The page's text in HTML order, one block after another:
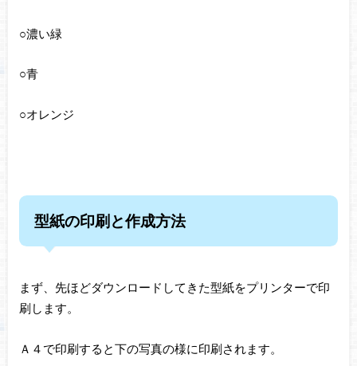
○濃い緑
○青
○オレンジ
型紙の印刷と作成方法
まず、先ほどダウンロードしてきた型紙をプリンターで印
刷します。
Ａ４で印刷すると下の写真の様に印刷されます。